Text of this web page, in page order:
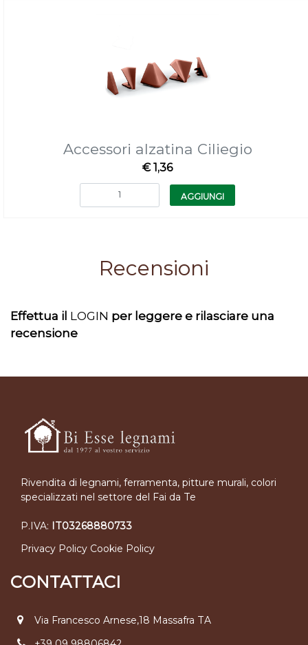
Accessori alzatina Ciliegio
€ 1,36
Quantità
AGGIUNGI
Recensioni
Effettua il LOGIN per leggere e rilasciare una
recensione
Rivendita di legnami, ferramenta, pitture murali, colori
specializzati nel settore del Fai da Te
P.IVA: IT03268880733
Privacy Policy Cookie Policy
CONTATTACI
Via Francesco Arnese,18 Massafra TA